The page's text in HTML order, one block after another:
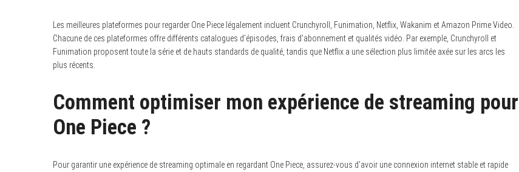
Les meilleures plateformes pour regarder One Piece légalement incluent Crunchyroll, Funimation, Netflix, Wakanim et Amazon Prime Video.
Chacune de ces plateformes offre différents catalogues d’épisodes, frais d’abonnement et qualités vidéo. Par exemple, Crunchyroll et
Funimation proposent toute la série et de hauts standards de qualité, tandis que Netflix a une sélection plus limitée axée sur les arcs les
plus récents.
Comment optimiser mon expérience de streaming pour
One Piece ?
Pour garantir une expérience de streaming optimale en regardant One Piece, assurez-vous d’avoir une connexion internet stable et rapide